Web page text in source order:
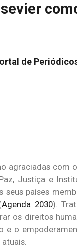
de
agraciadas com
Justiça e
países
Agenda 2030).
os direitos
e o